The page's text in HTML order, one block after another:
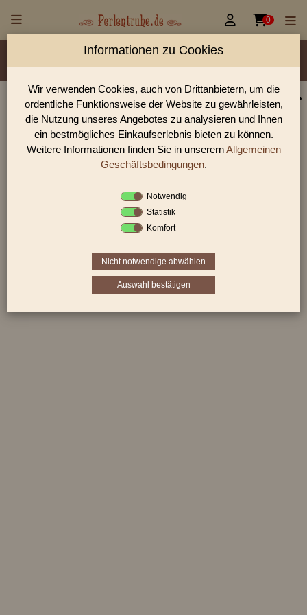
 0
Material/Glassorte Sorte/Form Farbe
Größen
Rocailles Größen Lochdurchmesser
Glasperlen, Rocailles, Holzperlen & Steinperlen |
Perlentruhe
Glasperlen, Rocailles und Preciosa Perlen aus Gablonz.
Entdecke Table-Cut-Perlen, gedrückte Perlen und antike
417
Informationen zu Cookies
Wir verwenden Cookies, auch von Drittanbietern, um die
ordentliche Funktionsweise der Website zu gewährleisten,
die Nutzung unseres Angebotes zu analysieren und Ihnen
ein bestmögliches Einkaufserlebnis bieten zu können.
Weitere Informationen finden Sie in unserernAllgemeinen
Geschäftsbedingungen.
Notwendig
Statistik
Komfort
Nicht notwendige abwählen
Auswahl bestätigen